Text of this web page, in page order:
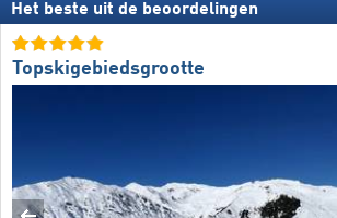
Het beste uit de beoordelingen
Topskigebiedsgrootte